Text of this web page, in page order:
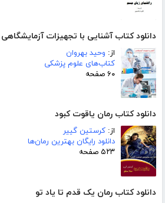
دانلود کتاب آشنایی با تجهیزات آزمایشگاهی
از: وحید بهروان
کتاب‌های علوم پزشکی
۶۰ صفحه
دانلود کتاب رمان یاقوت کبود
از: کرستین گییر
دانلود رایگان بهترین رمان‌ها
۵۲۳ صفحه
دانلود کتاب رمان یک قدم تا یاد تو